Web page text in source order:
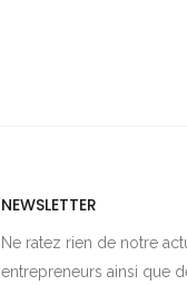
NEWSLETTER
Ne ratez rien de notre
entrepreneurs ainsi que